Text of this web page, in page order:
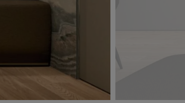
Alles zulassen:
Jedes Cookie wie z.B. Tracking- und Analytische-
sowie Drittanbieter-Inhalte.
Auswahl erlauben:
Es werden nur Drittanbieter-Inhalte oder die
Arten zugelassen die Sie in den Checkboxen
haben.